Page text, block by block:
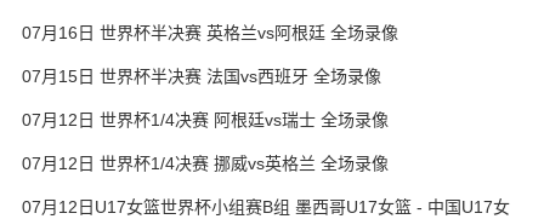
录像
07月16日 世界杯半决赛 英格兰vs阿根廷 全场录像
07月15日 世界杯半决赛 法国vs西班牙 全场录像
07月12日 世界杯1/4决赛 阿根廷vs瑞士 全场录像
07月12日 世界杯1/4决赛 挪威vs英格兰 全场录像
07月12日U17女篮世界杯小组赛B组 墨西哥U17女篮 - 中国U17女